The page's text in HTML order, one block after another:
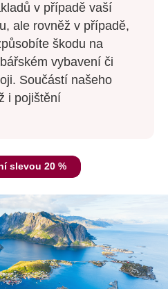
v případě vaší
ale rovněž v případě,
škodu na
vybavení či
Součástí našeho
i pojištění
slevou 20 %